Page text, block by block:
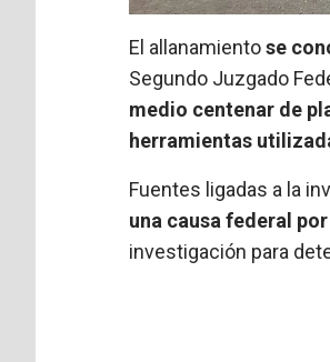
El allanamientose
Segundo Juzgado
medio centenar de
herramientas
Fuentes ligadas a la
una causa federal
investigación para